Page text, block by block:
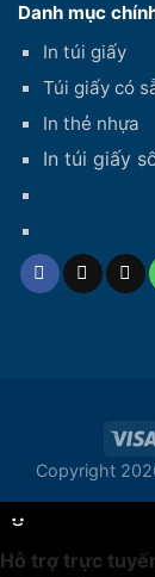
Danh mục
In túi giấy
Túi giấy có
In thẻ nhựa
In túi giấy
Copyright
Hỗ trợ trực